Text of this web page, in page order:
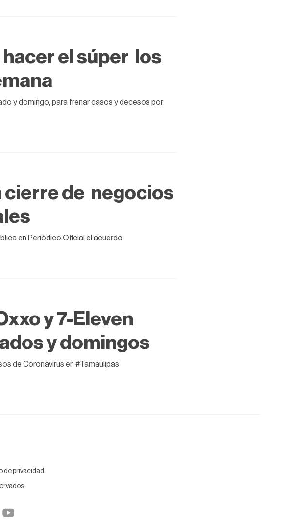
hacer el súper los
y domingo, para frenar casos y decesos por
cierre de negocios
en Periódico Oficial el acuerdo.
y 7-Eleven
y domingos
de Coronavirus en #Tamaulipas
de privacidad